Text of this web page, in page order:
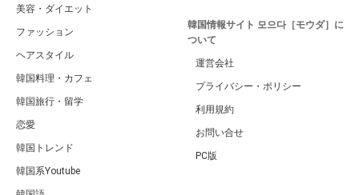
美容・ダイエット
ファッション
ヘアスタイル
韓国料理・カフェ
韓国旅行・留学
恋愛
韓国トレンド
韓国系Youtube
韓国情報サイト 모으다［モウダ］に
ついて
運営会社
プライバシー・ポリシー
利用規約
お問い合せ
PC版